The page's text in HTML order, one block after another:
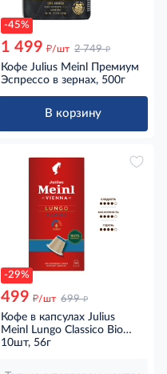
-45%
1 499 д/шт 2 749 д
Кофе Julius Meinl Премиум
Эспрессо в зернах, 500г
В корзину
-29%
499 д/шт 699 д
Кофе в капсулах Julius
Meinl Lungo Classico Bio
для кофемашин Nespresso
10шт, 56г